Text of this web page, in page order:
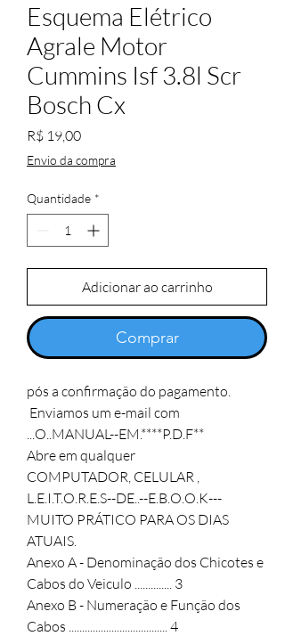
Esquema Elétrico
Agrale Motor
Cummins Isf 3.8l Scr
Bosch Cx
R$ 19,00Preço
Envio da compra
Quantidade *
Adicionar ao carrinho
Comprar
pós a confirmação do pagamento.
Enviamos um e-mail com
...O..MANUAL--EM.****P.D.F**
Abre em qualquer
COMPUTADOR, CELULAR ,
L.E.I.T.O.R.E.S--DE..--E.B.O.O.K---
MUITO PRÁTICO PARA OS DIAS
ATUAIS.
Anexo A - Denominação dos Chicotes e
Cabos do Veiculo .............. 3
Anexo B - Numeração e Função dos
Cabos ..................................... 4